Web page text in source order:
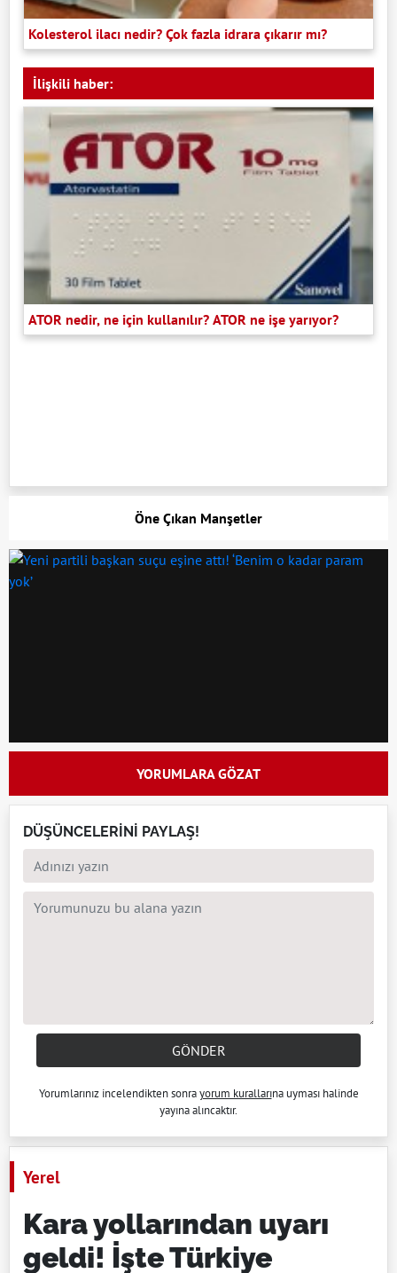
Kolesterol ilacı nedir? Çok fazla idrara çıkarır mı?
İlişkili haber:
ATOR nedir, ne için kullanılır? ATOR ne işe yarıyor?
Öne Çıkan Manşetler
YORUMLARA GÖZAT
DÜŞÜNCELERİNİ PAYLAŞ!
GÖNDER
Yorumlarınız incelendikten sonrayorum kurallarına uyması halinde
yayına alıncaktır.
Yerel
Kara yollarından uyarı
geldi! İşte Türkiye